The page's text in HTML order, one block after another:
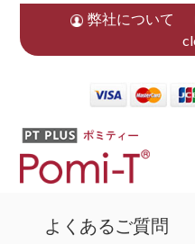
弊社について
よくあるご質問